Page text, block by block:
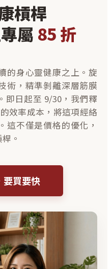
槓桿
屬 85 折
的身心靈健康之上。旋
術，精準剝離深層筋膜
即日起至 9/30，我們釋
效率成本，將這項經絡
這不僅是價格的優化，
。
要買要快